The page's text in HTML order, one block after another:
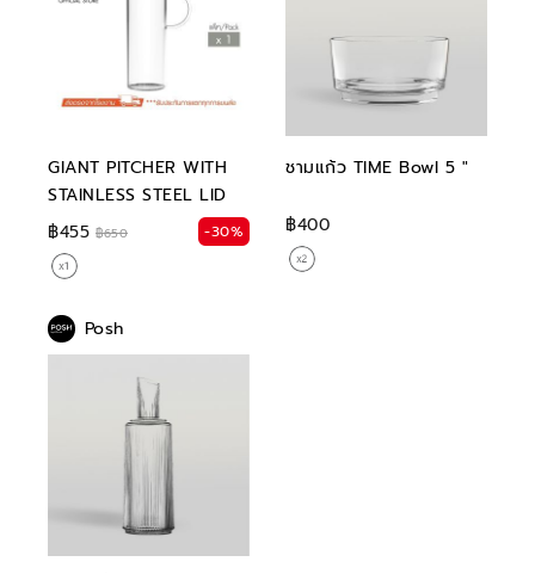
GIANT PITCHER WITH
STAINLESS STEEL LID
฿455 ฿650 -30%
ชามแก้ว TIME Bowl 5 "
฿400
Posh